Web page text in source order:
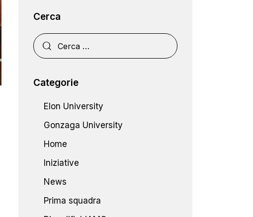
Cerca
Categorie
Elon University
Gonzaga University
Home
Iniziative
News
Prima squadra